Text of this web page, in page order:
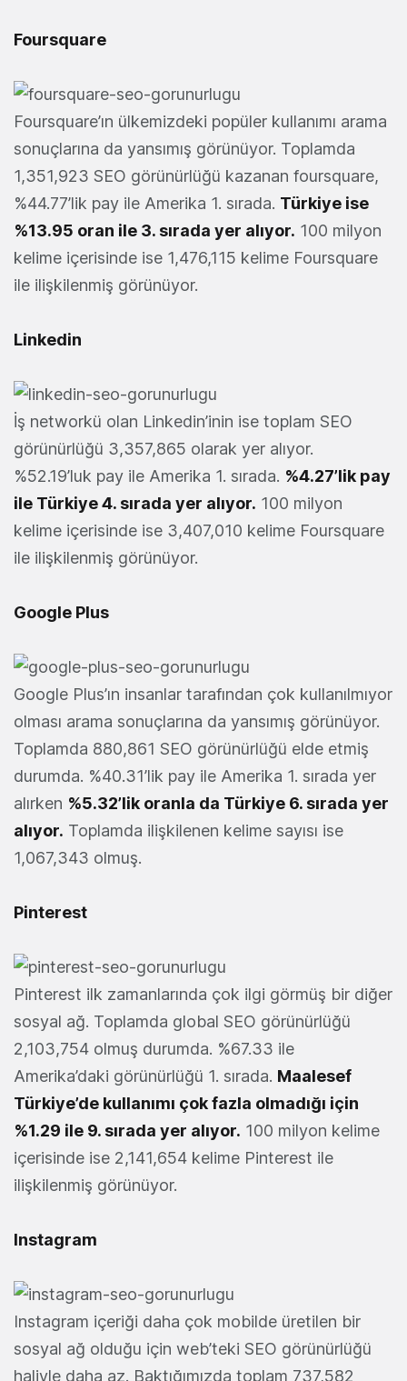
Foursquare
Foursquare’ın ülkemizdeki popüler kullanımı arama
sonuçlarına da yansımış görünüyor. Toplamda
1,351,923 SEO görünürlüğü kazanan foursquare,
%44.77’lik pay ile Amerika 1. sırada. Türkiye ise
%13.95 oran ile 3. sırada yer alıyor. 100 milyon
kelime içerisinde ise 1,476,115 kelime Foursquare
ile ilişkilenmiş görünüyor.
Linkedin
İş networkü olan Linkedin’inin ise toplam SEO
görünürlüğü 3,357,865 olarak yer alıyor.
%52.19’luk pay ile Amerika 1. sırada. %4.27’lik pay
ile Türkiye 4. sırada yer alıyor. 100 milyon
kelime içerisinde ise 3,407,010 kelime Foursquare
ile ilişkilenmiş görünüyor.
Google Plus
Google Plus’ın insanlar tarafından çok kullanılmıyor
olması arama sonuçlarına da yansımış görünüyor.
Toplamda 880,861 SEO görünürlüğü elde etmiş
durumda. %40.31’lik pay ile Amerika 1. sırada yer
alırken %5.32’lik oranla da Türkiye 6. sırada yer
alıyor. Toplamda ilişkilenen kelime sayısı ise
1,067,343 olmuş.
Pinterest
Pinterest ilk zamanlarında çok ilgi görmüş bir diğer
sosyal ağ. Toplamda global SEO görünürlüğü
2,103,754 olmuş durumda. %67.33 ile
Amerika’daki görünürlüğü 1. sırada. Maalesef
Türkiye’de kullanımı çok fazla olmadığı için
%1.29 ile 9. sırada yer alıyor. 100 milyon kelime
içerisinde ise 2,141,654 kelime Pinterest ile
ilişkilenmiş görünüyor.
Instagram
Instagram içeriği daha çok mobilde üretilen bir
sosyal ağ olduğu için web’teki SEO görünürlüğü
haliyle daha az. Baktığımızda toplam 737,582